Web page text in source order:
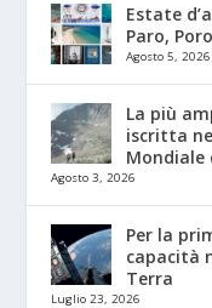
Estate
Paro,
Agosto 5, 2026
La più
iscritta
Mondiale
Agosto 3, 2026
Per la
capacità
Terra
Luglio 23, 2026